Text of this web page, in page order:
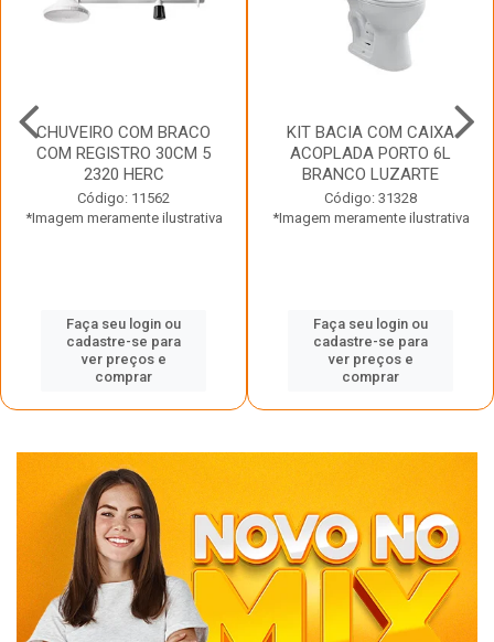
CHUVEIRO COM BRACO
COM REGISTRO 30CM 5
2320 HERC
Código: 11562
*Imagem meramente ilustrativa
Faça seu login ou
cadastre-se para
ver preços e
comprar
KIT BACIA COM CAIXA
ACOPLADA PORTO 6L
BRANCO LUZARTE
Código: 31328
*Imagem meramente ilustrativa
Faça seu login ou
cadastre-se para
ver preços e
comprar